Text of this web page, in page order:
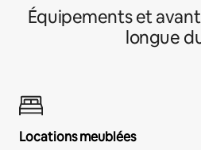
Équipements et
longue
Locations meublées